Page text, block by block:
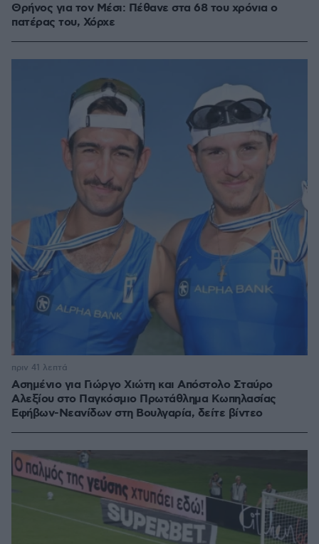
Θρήνος για τον Μέσι: Πέθανε στα 68 του χρόνια ο
πατέρας του, Χόρχε
Ασημένιο για Γιώργο Χιώτη και Απόστολο Σταύρο
Αλεξίου στο Παγκόσμιο Πρωτάθλημα Κωπηλασίας
Εφήβων-Νεανίδων στη Βουλγαρία, δείτε βίντεο
πριν 41 λεπτά